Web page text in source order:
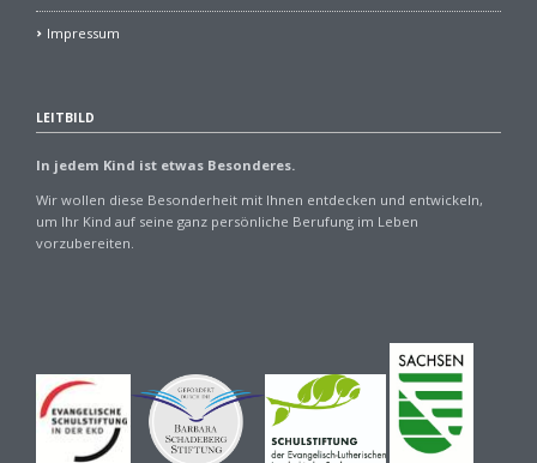
Impressum
LEITBILD
In jedem Kind ist etwas Besonderes.
Wir wollen diese Besonderheit mit Ihnen entdecken und entwickeln,
um Ihr Kind auf seine ganz persönliche Berufung im Leben
vorzubereiten.